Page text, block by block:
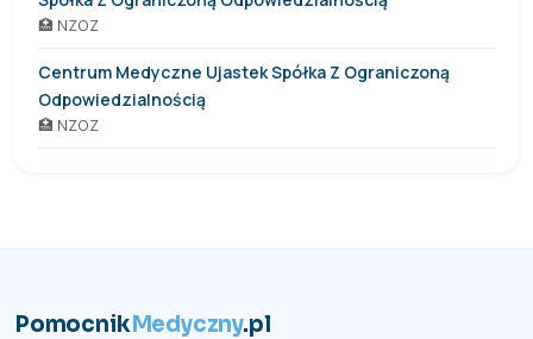
🏥 NZOZ
Centrum Medyczne Ujastek Spółka Z Ograniczoną
Odpowiedzialnością
🏥 NZOZ
PomocnikMedyczny.pl